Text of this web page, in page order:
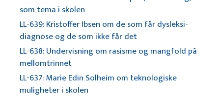
som tema i skolen
LL-639: Kristoffer Ibsen om de som får dysleksi-
diagnose og de som ikke får det
LL-638: Undervisning om rasisme og mangfold på
mellomtrinnet
LL-637: Marie Edin Solheim om teknologiske
muligheter i skolen